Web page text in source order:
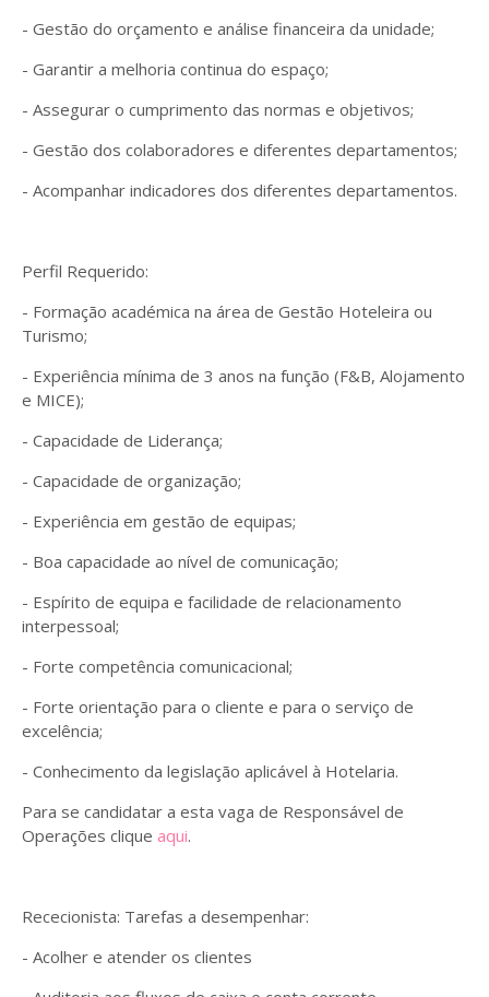
- Gestão do orçamento e análise financeira da unidade;
- Garantir a melhoria continua do espaço;
- Assegurar o cumprimento das normas e objetivos;
- Gestão dos colaboradores e diferentes departamentos;
- Acompanhar indicadores dos diferentes departamentos.
Perfil Requerido:
- Formação académica na área de Gestão Hoteleira ou
Turismo;
- Experiência mínima de 3 anos na função (F&B, Alojamento
e MICE);
- Capacidade de Liderança;
- Capacidade de organização;
- Experiência em gestão de equipas;
- Boa capacidade ao nível de comunicação;
- Espírito de equipa e facilidade de relacionamento
interpessoal;
- Forte competência comunicacional;
- Forte orientação para o cliente e para o serviço de
excelência;
- Conhecimento da legislação aplicável à Hotelaria.
Para se candidatar a esta vaga de Responsável de
Operações clique aqui.
Rececionista: Tarefas a desempenhar:
- Acolher e atender os clientes